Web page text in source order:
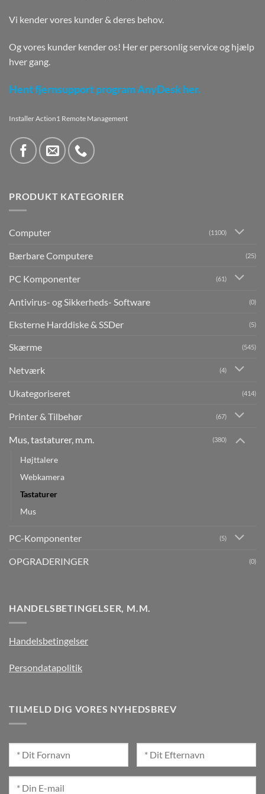
Vi kender vores kunder & deres behov.
Og vores kunder kender os! Her er personlig service og hjælp
hver gang.
Hent fjernsupport program AnyDesk her.
Installer Action1 Remote Management
PRODUKT KATEGORIER
Computer (1100)
Bærbare Computere (25)
PC Komponenter (61)
Antivirus- og Sikkerheds- Software (0)
Eksterne Harddiske & SSDer (5)
Skærme (545)
Netværk (4)
Ukategoriseret (414)
Printer & Tilbehør (67)
Mus, tastaturer, m.m. (380)
Højttalere
Webkamera
Tastaturer
Mus
PC-Komponenter (5)
OPGRADERINGER (0)
HANDELSBETINGELSER, M.M.
Handelsbetingelser
Persondatapolitik
TILMELD DIG VORES NYHEDSBREV